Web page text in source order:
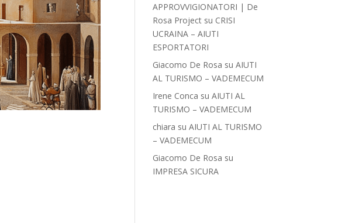
APPROVVIGIONATORI | De
Rosa Project su CRISI
UCRAINA – AIUTI
ESPORTATORI
Giacomo De Rosa suAIUTI
AL TURISMO – VADEMECUM
Irene Conca suAIUTI AL
TURISMO – VADEMECUM
chiara suAIUTI AL TURISMO
– VADEMECUM
Giacomo De Rosa su
IMPRESA SICURA